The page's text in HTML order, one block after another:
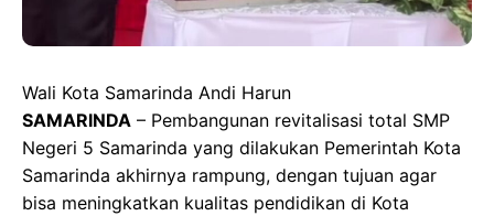
Wali Kota Samarinda Andi Harun
SAMARINDA – Pembangunan revitalisasi total SMP
Negeri 5 Samarinda yang dilakukan Pemerintah Kota
Samarinda akhirnya rampung, dengan tujuan agar
bisa meningkatkan kualitas pendidikan di Kota